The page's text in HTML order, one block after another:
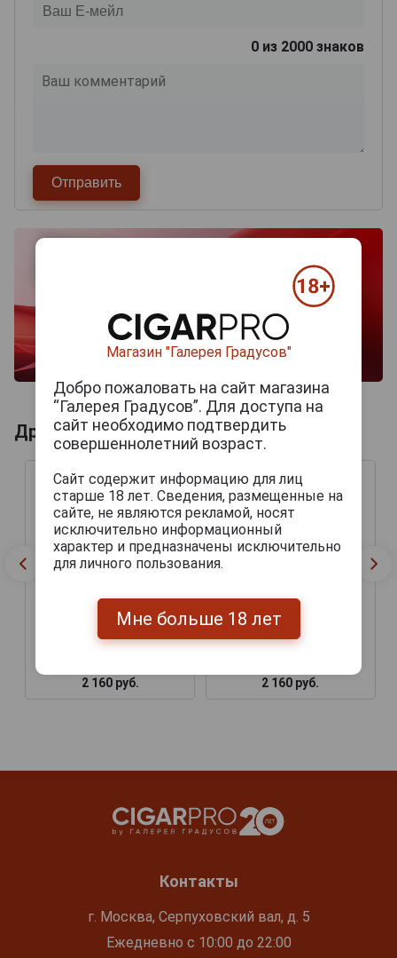
0 из 2000 знаков
Другие продукты бренда RINAS
Сигары Rinas Sun Grown
2 160 руб.
Сигары Rinas Sun Grown
2 160 руб.
Контакты
г. Москва, Серпуховский вал, д. 5
Ежедневно с 10:00 до 22:00
Магазин "Галерея Градусов"
Добро пожаловать на сайт магазина
“Галерея Градусов”. Для доступа на
сайт необходимо подтвердить
совершеннолетний возраст.
Сайт содержит информацию для лиц
старше 18 лет. Сведения, размещенные на
сайте, не являются рекламой, носят
исключительно информационный
характер и предназначены исключительно
для личного пользования.
Мне больше 18 лет